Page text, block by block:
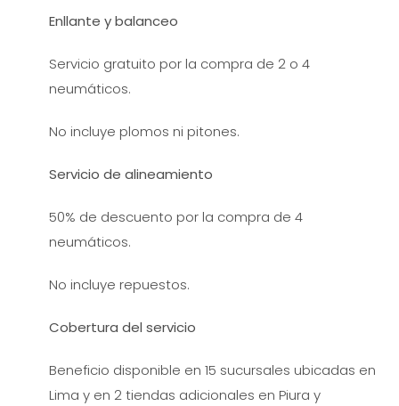
Enllante y balanceo
Servicio gratuito por la compra de 2 o 4
neumáticos.
No incluye plomos ni pitones.
Servicio de alineamiento
50% de descuento por la compra de 4
neumáticos.
No incluye repuestos.
Cobertura del servicio
Beneficio disponible en 15 sucursales ubicadas en
Lima y en 2 tiendas adicionales en Piura y